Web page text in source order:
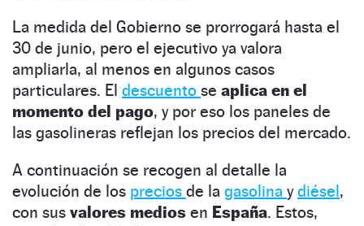
La medida del Gobierno se prorrogará hasta el
30 de junio, pero el ejecutivo ya valora
ampliarla, al menos en algunos casos
particulares. El descuento se aplica en el
momento del pago, y por eso los paneles de
las gasolineras reflejan los precios del mercado.
A continuación se recogen al detalle la
evolución de los precios de la gasolina ydiésel,
con sus valores medios en España. Estos,